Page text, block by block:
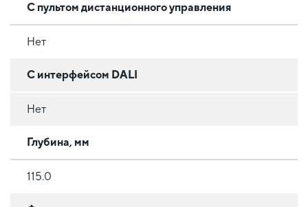
С пультом дистанционного управления
Нет
С интерфейсом DALI
Нет
Глубина, мм
115.0